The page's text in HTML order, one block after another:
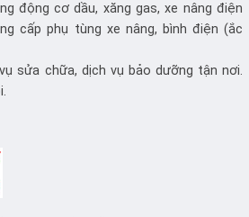
động cơ dầu, xăng gas, xe nâng điện
cấp phụ tùng xe nâng, bình điện (ắc
sửa chữa, dịch vụ bảo dưỡng tận nơi.